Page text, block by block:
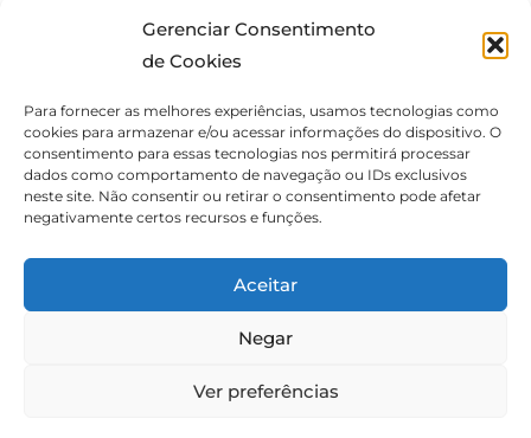
Gerenciar Consentimento
de Cookies
Para fornecer as melhores experiências, usamos tecnologias como
cookies para armazenar e/ou acessar informações do dispositivo. O
consentimento para essas tecnologias nos permitirá processar
dados como comportamento de navegação ou IDs exclusivos
neste site. Não consentir ou retirar o consentimento pode afetar
negativamente certos recursos e funções.
Aceitar
Negar
Ver preferências